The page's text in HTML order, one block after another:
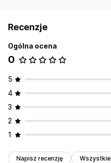
Recenzje
Ogólna ocena
0
5
4
3
2
1
Napisz recenzję